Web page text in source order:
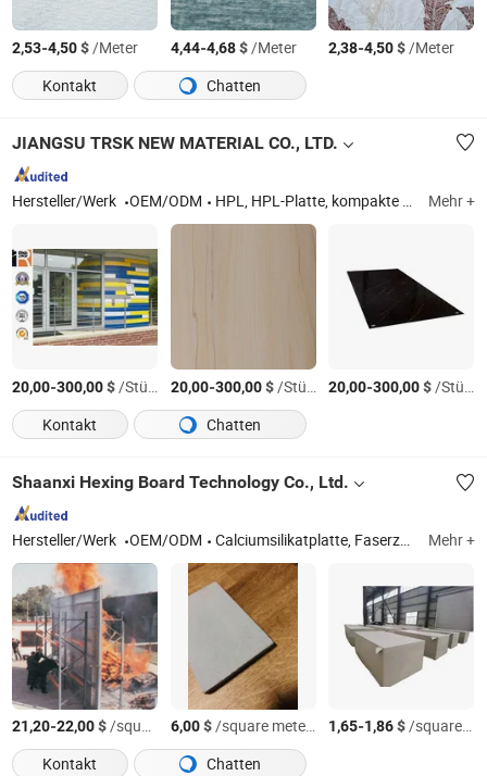
2,53-4,50$/Meter 4,44-4,68$/Meter 2,38-4,50$/Meter
Kontakt
Chatten
JIANGSU TRSK NEW MATERIAL CO., LTD.
Hersteller/Werk OEM/ODM HPL, HPL-Platte, kompakte Laminatplatten, feuerfeste Platten, postformbares HPL, Außenkompaktlaminate, HPL-Panel, Innenkompaktlaminat, HPL-Möbel, Bowlingbahn Mehr +
20,00-300,00$/Stück 20,00-300,00$/Stück 20,00-300,00$/Stück
Kontakt
Chatten
Shaanxi Hexing Board Technology Co., Ltd.
Hersteller/Werk OEM/ODM Calciumsilikatplatte, Faserzementplatte, Holzfaserzementplatte, Plattenbruch, feuerfeste Platte Mehr +
21,20-22,00$/square meters 6,00$/square meters 1,65-1,86$/square meters
Kontakt
Chatten